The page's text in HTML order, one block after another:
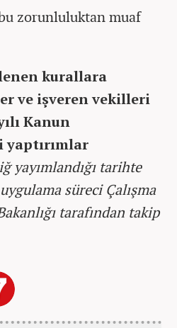
zorunluluktan muaf
kurallara
ve işveren vekilleri
Kanun
yaptırımlar
yayımlandığı tarihte
süreci Çalışma
tarafından takip